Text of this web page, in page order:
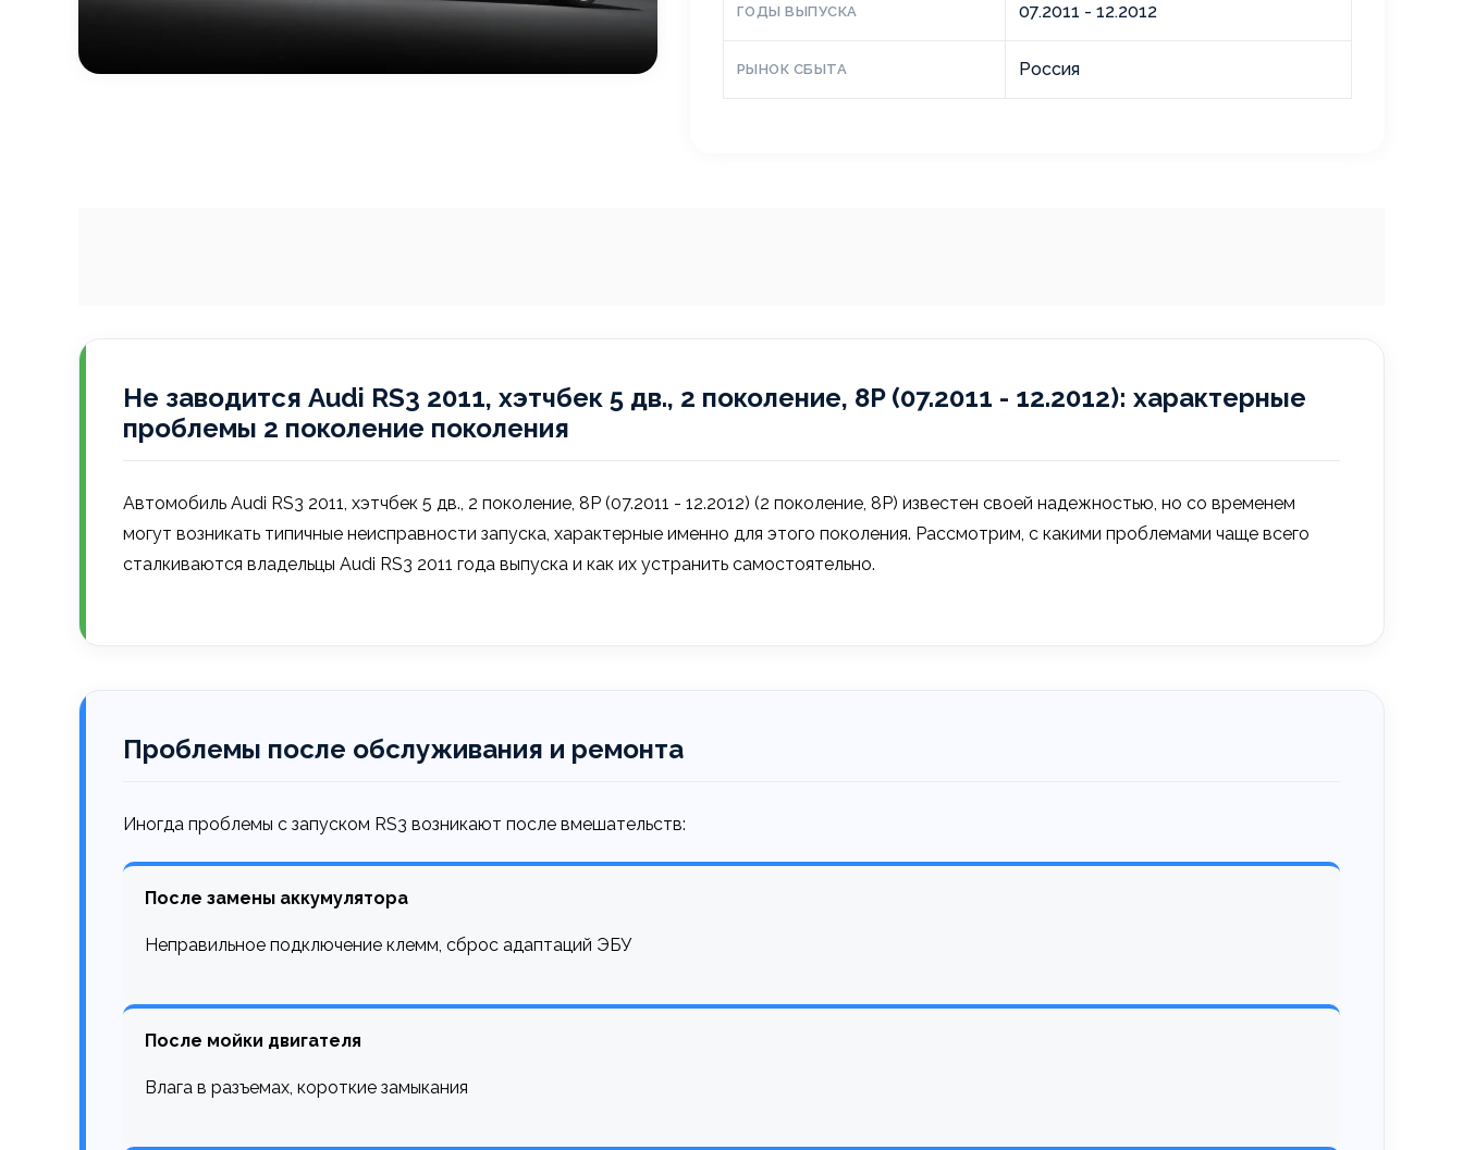
ГОДЫ ВЫПУСКА 07.2011 - 12.2012
РЫНОК СБЫТА Россия
Не заводится Audi RS3 2011, хэтчбек 5 дв., 2 поколение, 8P (07.2011 - 12.2012): характерные
проблемы 2 поколение поколения
Автомобиль Audi RS3 2011, хэтчбек 5 дв., 2 поколение, 8P (07.2011 - 12.2012) (2 поколение, 8P) известен своей надежностью, но со временем
могут возникать типичные неисправности запуска, характерные именно для этого поколения. Рассмотрим, с какими проблемами чаще всего
сталкиваются владельцы Audi RS3 2011 года выпуска и как их устранить самостоятельно.
Проблемы после обслуживания и ремонта
Иногда проблемы с запуском RS3 возникают после вмешательств:
После замены аккумулятора
Неправильное подключение клемм, сброс адаптаций ЭБУ
После мойки двигателя
Влага в разъемах, короткие замыкания